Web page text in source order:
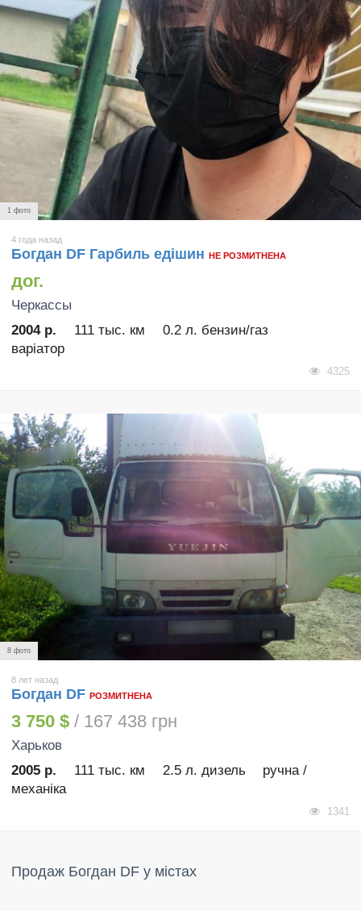
1 фото
4 года назад
Богдан DF Гарбиль едішин НЕ РОЗМИТНЕНА
дог.
Черкассы
2004 р.
111 тыс. км
0.2 л. бензин/газ
варіатор
4325
8 фото
8 лет назад
Богдан DF РОЗМИТНЕНА
3 750 $ / 167 438 грн
Харьков
2005 р.
111 тыс. км 2.5 л. дизель
ручна /
механіка
1341
Продаж Богдан DF у містах